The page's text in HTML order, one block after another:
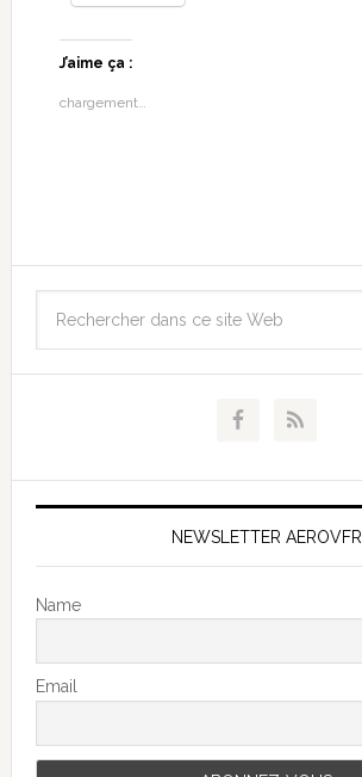
J’aime ça :
chargement…
NEWSLETTER AEROVFR
Name
Email